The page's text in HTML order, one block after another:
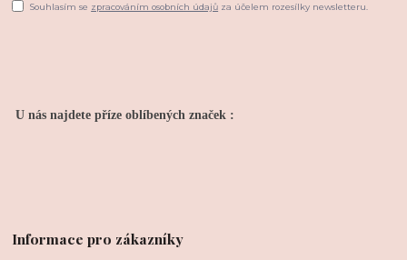
Souhlasím se zpracováním osobních údajů za účelem rozesílky newsletteru.
U nás najdete příze oblíbených značek :
Informace pro zákazníky